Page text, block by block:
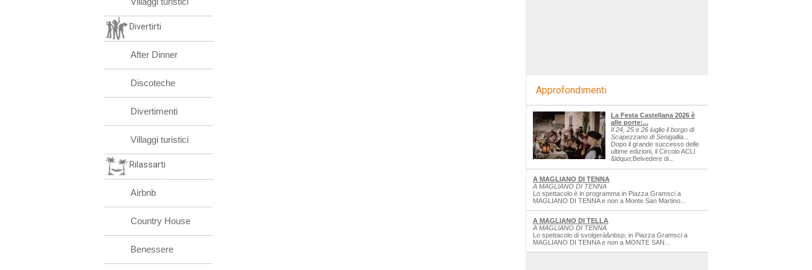
Divertirti
After Dinner
Discoteche
Divertimenti
Villaggi turistici
Rilassarti
Airbnb
Country House
Benessere
Approfondimenti
La Festa Castellana 2026 è
alle porte:...
Il 24, 25 e 26 luglio il borgo di
Scapezzano di Senigallia...
Dopo il grande successo delle
ultime edizioni, il Circolo ACLI
&ldquo;Belvedere di...
A MAGLIANO DI TENNA
A MAGLIANO DI TENNA
Lo spettacolo è in programma in Piazza Gramsci a
MAGLIANO DI TENNA e non a Monte San Martino...
A MAGLIANO DI TELLA
A MAGLIANO DI TENNA
Lo spettacolo di svolgerà&nbsp; in Piazza Gramsci a
MAGLIANO DI TENNA e non a MONTE SAN...